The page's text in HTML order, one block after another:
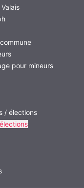
pour mineurs
/ élections